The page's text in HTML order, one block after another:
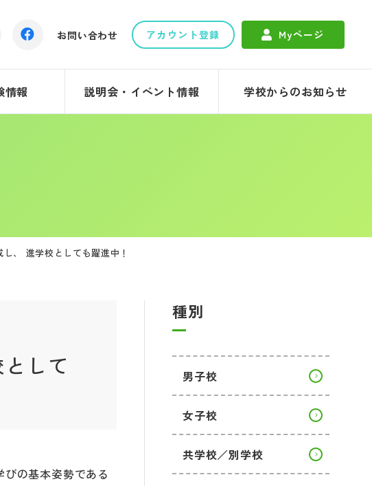
お問い合わせ アカウント登録 Myページ
情報 説明会・イベント情報 学校からのお知らせ
、 進学校としても躍進中！
して
の基本姿勢である
種別
男子校
女子校
共学校／別学校